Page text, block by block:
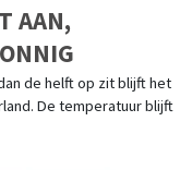
AAN,
de helft op zit blijft het
De temperatuur blijft